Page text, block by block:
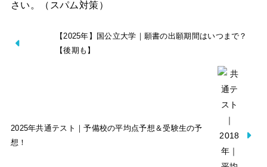
さい。（スパム対策）
【2025年】国公立大学｜願書の出願期間はいつまで？
【後期も】
2025年共通テスト｜予備校の平均点予想＆受験生の予
想！